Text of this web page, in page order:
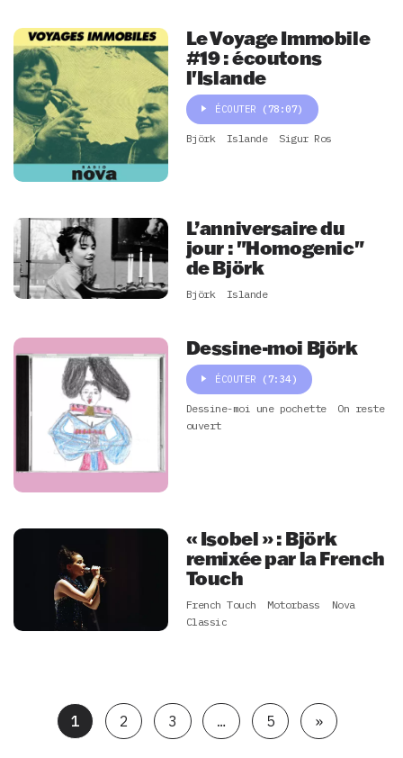
Le Voyage Immobile
#19 : écoutons
l'Islande
ÉCOUTER (78:07)
Björk Islande Sigur Ros
L’anniversaire du
jour : "Homogenic"
de Björk
Björk Islande
Dessine-moi Björk
ÉCOUTER (7:34)
Dessine-moi une pochette
On reste
ouvert
« Isobel » : Björk
remixée par la French
Touch
French Touch Motorbass
Nova
Classic
1 2 3 … 5 »